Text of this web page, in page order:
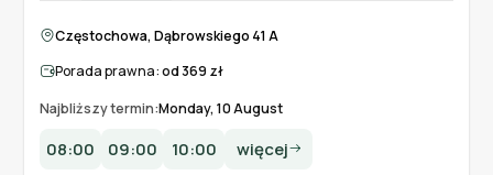
Częstochowa, Dąbrowskiego 41 A
Porada prawna:od 369 zł
Najbliższy termin:Monday, 10 August
08:00 09:00 10:00 więcej